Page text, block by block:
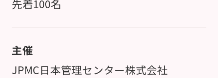
先着100名
主催
JPMC日本管理センター株式会社